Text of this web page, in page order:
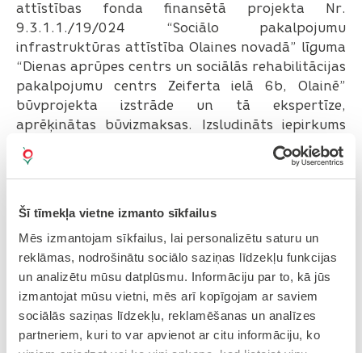
Šī tīmekļa vietne izmanto sīkfailus
Mēs izmantojam sīkfailus, lai personalizētu saturu un
reklāmas, nodrošinātu sociālo saziņas līdzekļu funkcijas
un analizētu mūsu datplūsmu. Informāciju par to, kā jūs
izmantojat mūsu vietni, mēs arī kopīgojam ar saviem
sociālās saziņas līdzekļu, reklamēšanas un analīzes
partneriem, kuri to var apvienot ar citu informāciju, ko
attīstības fonda finansētā projekta Nr.
9.3.1.1./19/024 “Sociālo pakalpojumu
infrastruktūras attīstība Olaines novadā” līguma
“Dienas aprūpes centrs un sociālās rehabilitācijas
pakalpojumu centrs Zeiferta ielā 6b, Olainē”
būvprojekta izstrāde un tā ekspertīze,
aprēķinātas būvizmaksas. Izsludināts iepirkums
par būvdarbu izpildi (ONP 2021/31/ERAF) un
būvuzraudzību (ONP 2021/35).
02.2021.-04.2021.
Pamatojoties uz Ministru kabineta 2016. gada
20. decembra noteikumiem Nr. 871 "Darbības
programmas "Izaugsme un nodarbinātība" 9.3.1.
specifiskā atbalsta mērķa "Attīstīt pakalpojumu
infrastruktūru bērnu aprūpei ģimeniskā vidē un